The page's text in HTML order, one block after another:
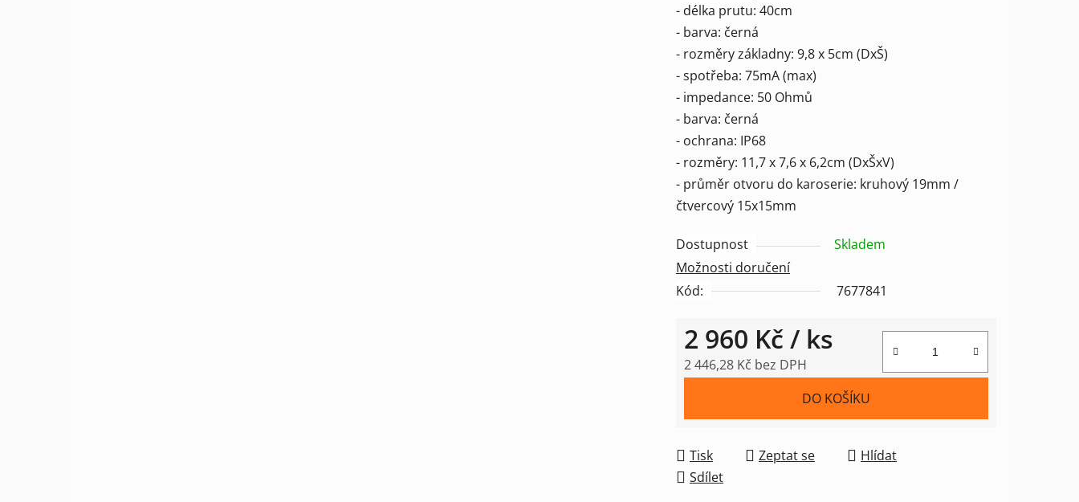
- délka prutu: 40cm
- barva: černá
- rozměry základny: 9,8 x 5cm (DxŠ)
- spotřeba: 75mA (max)
- impedance: 50 Ohmů
- barva: černá
- ochrana: IP68
- rozměry: 11,7 x 7,6 x 6,2cm (DxŠxV)
- průměr otvoru do karoserie: kruhový 19mm /
čtvercový 15x15mm
Dostupnost
Skladem
Možnosti doručení
Kód:
7677841
2 960 Kč / ks
2 446,28 Kč bez DPH
DO KOŠÍKU
Tisk Zeptat se
Hlídat
Sdílet